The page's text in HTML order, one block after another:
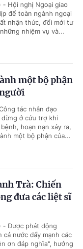
- Hội nghị Ngoại giao
để toàn ngành ngoại
nhận thức, đổi mới tư
nhiệm vụ và...
một bộ phận
tác nhân đạo
ở cứu trợ khi
hoạn nạn xảy ra,
một bộ phận của...
Trà: Chiến
đưa các liệt sĩ
- Được phát động
cả nước đẩy mạnh các
ơn đáp nghĩa", hướng